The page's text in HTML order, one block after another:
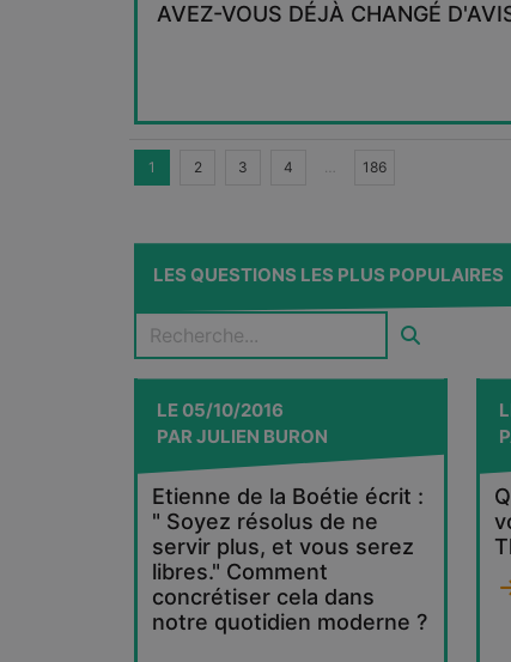
AVEZ-VOUS DÉJÀ CHANGÉ
1 2 3 4 … 186
LES QUESTIONS LES PLUS POPULAIRES
LE05/10/2016
PARJULIEN BURON
Etienne de la Boétie écrit :
" Soyez résolus de ne
servir plus, et vous serez
libres." Comment
concrétiser cela dans
notre quotidien moderne ?